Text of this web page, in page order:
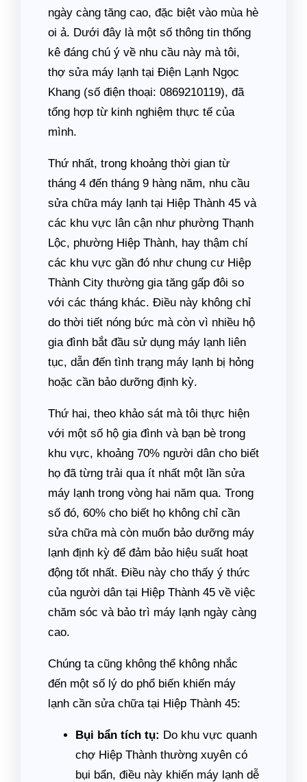
ngày càng tăng cao, đặc biệt vào mùa hè
oi ả. Dưới đây là một số thông tin thống
kê đáng chú ý về nhu cầu này mà tôi,
thợ sửa máy lạnh tại Điện Lạnh Ngọc
Khang (số điện thoại: 0869210119), đã
tổng hợp từ kinh nghiệm thực tế của
mình.
Thứ nhất, trong khoảng thời gian từ
tháng 4 đến tháng 9 hàng năm, nhu cầu
sửa chữa máy lạnh tại Hiệp Thành 45 và
các khu vực lân cận như phường Thạnh
Lộc, phường Hiệp Thành, hay thậm chí
các khu vực gần đó như chung cư Hiệp
Thành City thường gia tăng gấp đôi so
với các tháng khác. Điều này không chỉ
do thời tiết nóng bức mà còn vì nhiều hộ
gia đình bắt đầu sử dụng máy lạnh liên
tục, dẫn đến tình trạng máy lạnh bị hỏng
hoặc cần bảo dưỡng định kỳ.
Thứ hai, theo khảo sát mà tôi thực hiện
với một số hộ gia đình và bạn bè trong
khu vực, khoảng 70% người dân cho biết
họ đã từng trải qua ít nhất một lần sửa
máy lạnh trong vòng hai năm qua. Trong
số đó, 60% cho biết họ không chỉ cần
sửa chữa mà còn muốn bảo dưỡng máy
lạnh định kỳ để đảm bảo hiệu suất hoạt
động tốt nhất. Điều này cho thấy ý thức
của người dân tại Hiệp Thành 45 về việc
chăm sóc và bảo trì máy lạnh ngày càng
cao.
Chúng ta cũng không thể không nhắc
đến một số lý do phổ biến khiến máy
lạnh cần sửa chữa tại Hiệp Thành 45:
Bụi bẩn tích tụ: Do khu vực quanh
chợ Hiệp Thành thường xuyên có
bụi bẩn, điều này khiến máy lạnh dễ